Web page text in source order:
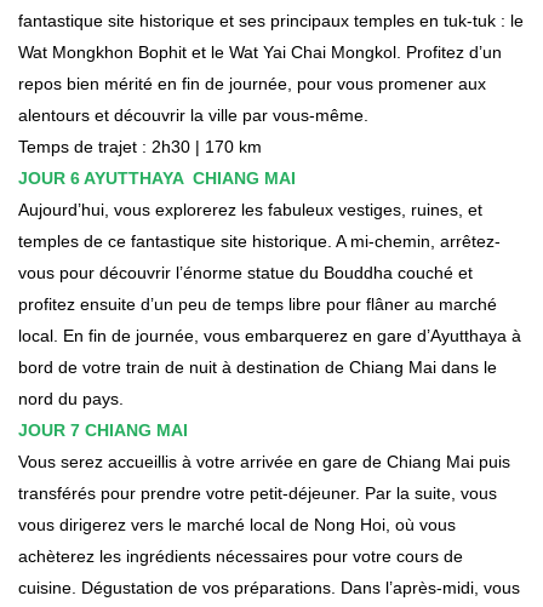
fantastique site historique et ses principaux temples en tuk-tuk : le
Wat Mongkhon Bophit et le Wat Yai Chai Mongkol. Profitez d’un
repos bien mérité en fin de journée, pour vous promener aux
alentours et découvrir la ville par vous-même.
Temps de trajet : 2h30 | 170 km
JOUR 6 AYUTTHAYA CHIANG MAI
Aujourd’hui, vous explorerez les fabuleux vestiges, ruines, et
temples de ce fantastique site historique. A mi-chemin, arrêtez-
vous pour découvrir l’énorme statue du Bouddha couché et
profitez ensuite d’un peu de temps libre pour flâner au marché
local. En fin de journée, vous embarquerez en gare d’Ayutthaya à
bord de votre train de nuit à destination de Chiang Mai dans le
nord du pays.
JOUR 7 CHIANG MAI
Vous serez accueillis à votre arrivée en gare de Chiang Mai puis
transférés pour prendre votre petit-déjeuner. Par la suite, vous
vous dirigerez vers le marché local de Nong Hoi, où vous
achèterez les ingrédients nécessaires pour votre cours de
cuisine. Dégustation de vos préparations. Dans l’après-midi, vous